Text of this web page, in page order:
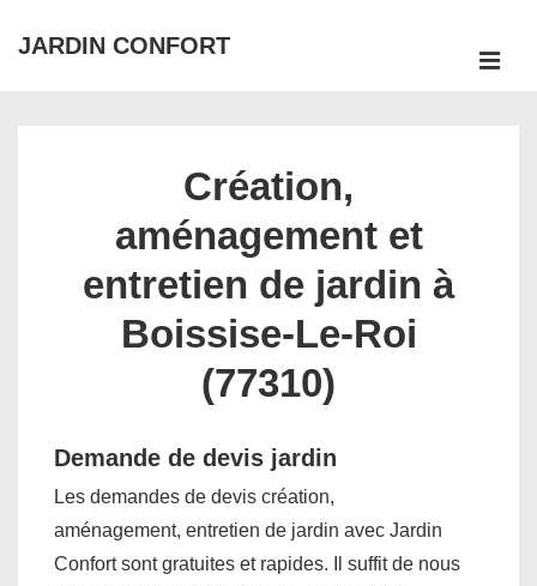
passer
JARDIN CONFORT
Création,
aménagement et
entretien de jardin à
Boissise-Le-Roi
(77310)
Demande de devis jardin
Les demandes de devis création,
aménagement, entretien de jardin avec Jardin
Confort sont gratuites et rapides. Il suffit de nous